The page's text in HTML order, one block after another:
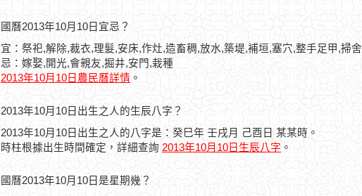
國曆2013年10月10日宜忌？
宜：祭祀,解除,裁衣,理髮,安床,作灶,造畜稠,放水,築堤,補垣,塞穴,整手足甲,掃舍
忌：嫁娶,開光,會親友,掘井,安門,栽種
2013年10月10日農民曆詳情 。
2013年10月10日出生之人的生辰八字？
2013年10月10日出生之人的八字是：癸巳年 壬戌月 己酉日 某某時。
時柱根據出生時間確定，詳細查詢 2013年10月10日生辰八字 。
國曆2013年10月10日是星期幾？